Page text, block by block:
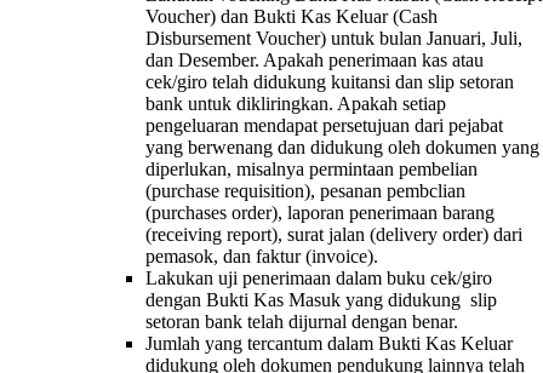
Voucher) dan Bukti Kas Keluar (Cash
Disbursement Voucher) untuk bulan Januari, Juli,
dan Desember. Apakah penerimaan kas atau
cek/giro telah didukung kuitansi dan slip setoran
bank untuk dikliringkan. Apakah setiap
pengeluaran mendapat persetujuan dari pejabat
yang berwenang dan didukung oleh dokumen yang
diperlukan, misalnya permintaan pembelian
(purchase requisition), pesanan pembclian
(purchases order), laporan penerimaan barang
(receiving report), surat jalan (delivery order) dari
pemasok, dan faktur (invoice).
Lakukan uji penerimaan dalam buku cek/giro
dengan Bukti Kas Masuk yang didukung slip
setoran bank telah dijurnal dengan benar.
Jumlah yang tercantum dalam Bukti Kas Keluar
didukung oleh dokumen pendukung lainnya telah